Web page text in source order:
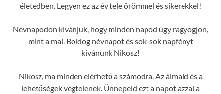
életedben. Legyen ez az év tele örömmel és sikerekkel!
Névnapodon kívánjuk, hogy minden napod úgy ragyogjon,
mint a mai. Boldog névnapot és sok-sok napfényt
kívánunk Nikosz!
Nikosz, ma minden elérhető a számodra. Az álmaid és a
lehetőségek végtelenek. Ünnepeld ezt a napot azzal a